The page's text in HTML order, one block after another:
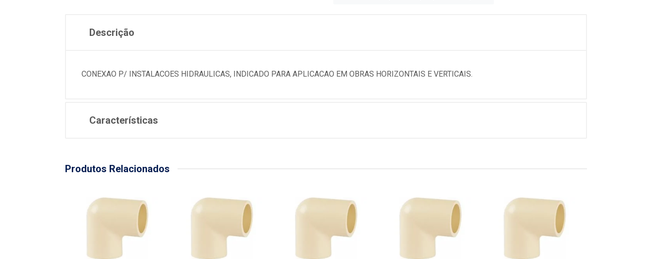
Descrição
CONEXAO P/ INSTALACOES HIDRAULICAS, INDICADO PARA APLICACAO EM OBRAS HORIZONTAIS E VERTICAIS.
Características
Produtos Relacionados